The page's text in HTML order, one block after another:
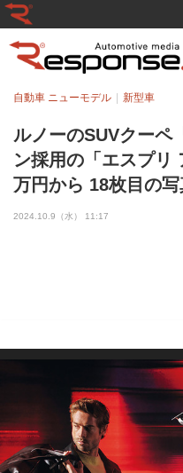
ルノーのSUVクーペ
ン採用の「エスプリ
万円から 18枚目の
自動車 ニューモデル 新型車
2024.10.9（水） 11:17